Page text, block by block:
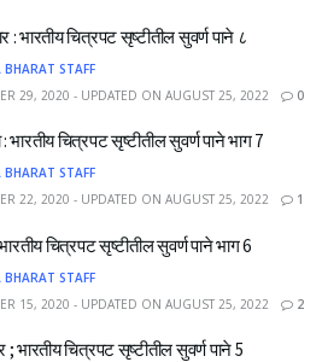
: भारतीय चित्रपट सृष्टीतील सुवर्ण पाने ८
BHARAT STAFF
29, 2020 - UPDATED ON AUGUST 25, 2022
0
भारतीय चित्रपट सृष्टीतील सुवर्ण पाने भाग 7
BHARAT STAFF
22, 2020 - UPDATED ON AUGUST 25, 2022
1
चित्रपट सृष्टीतील सुवर्ण पाने भाग 6
BHARAT STAFF
15, 2020 - UPDATED ON AUGUST 25, 2022
2
; भारतीय चित्रपट सृष्टीतील सुवर्ण पाने 5